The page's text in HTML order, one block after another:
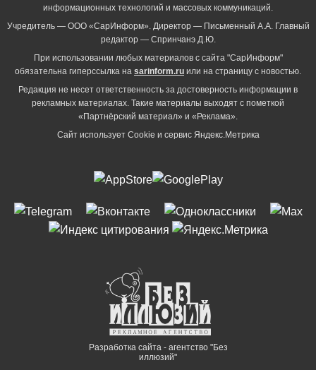
информационных технологий и массовых коммуникаций.
Учредитель — ООО «СарИнформ». Директор — Письменный А.А. Главный
редактор — Спринчанэ Д.Ю.
При использовании любых материалов с сайта "СарИнформ"
обязательна гиперссылка на sarinform.ru или на страницу с новостью.
Редакция не несет ответственность за достоверность информации в
рекламных материалах. Такие материалы выходят с пометкой
«Партнёрский материал» и «Реклама».
Сайт использует Cookie и сервиc Яндекс.Метрика
Разработка сайта - агентство "Без
иллюзий"